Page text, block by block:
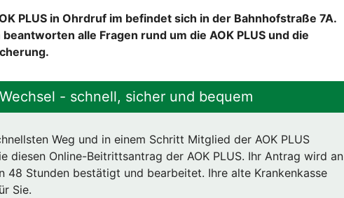
PLUS in Ohrdruf im befindet sich in der Bahnhofstraße 7A.
alle Fragen rund um die AOK PLUS und die
- schnell, sicher und bequem
Weg und in einem Schritt Mitglied der AOK PLUS
diesen Online-Beitrittsantrag der AOK PLUS. Ihr Antrag wird an
48 Stunden bestätigt und bearbeitet. Ihre alte Krankenkasse
Sie.